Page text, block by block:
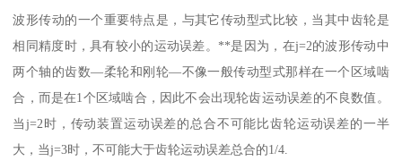
波形传动的一个重要特点是，与其它传动型式比较，当其中齿轮是
相同精度时，具有较小的运动误差。**是因为，在j=2的波形传动中
两个轴的齿数—柔轮和刚轮—不像一般传动型式那样在一个区域啮
合，而是在1个区域啮合，因此不会出现轮齿运动误差的不良数值。
当j=2时，传动装置运动误差的总合不可能比齿轮运动误差的一半
大，当j=3时，不可能大于齿轮运动误差总合的1/4.